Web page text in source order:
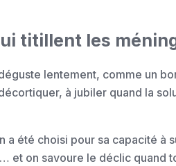
titillent les
lentement, comme un
à jubiler quand la
a été choisi pour sa capacité à
et on savoure le déclic quand